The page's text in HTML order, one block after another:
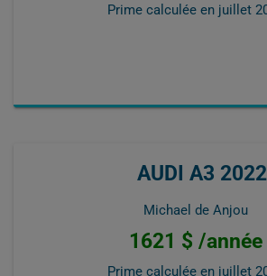
Prime calculée en juillet
AUDI A3 2022
Michael de Anjou
1621 $ /année
Prime calculée en juillet